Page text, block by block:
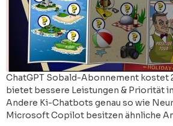
ChatGPT Sobald-Abonnement kostet
bietet bessere Leistungen & Priorität
Andere Ki-Chatbots genau so wie
Microsoft Copilot besitzen ähnliche